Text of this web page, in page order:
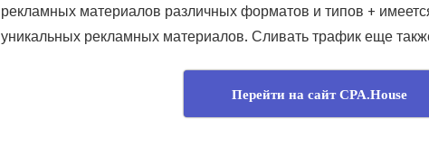
рекламных материалов различных форматов и типов +
уникальных рекламных материалов. Сливать трафик еще
Перейти на сайт CPA.House